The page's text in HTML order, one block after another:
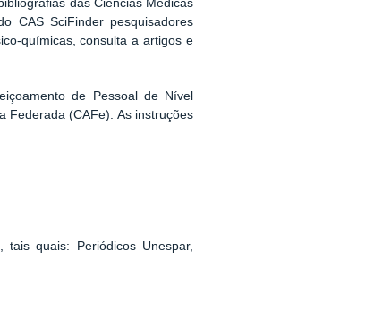
das Ciências Médicas
CAS SciFinder pesquisadores
químicas, consulta a artigos e
de Pessoal de Nível
Federada (CAFe). As instruções
quais: Periódicos Unespar,